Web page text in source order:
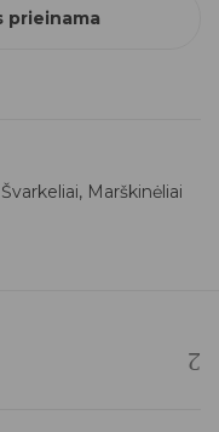
prieinama
Marškinėliai